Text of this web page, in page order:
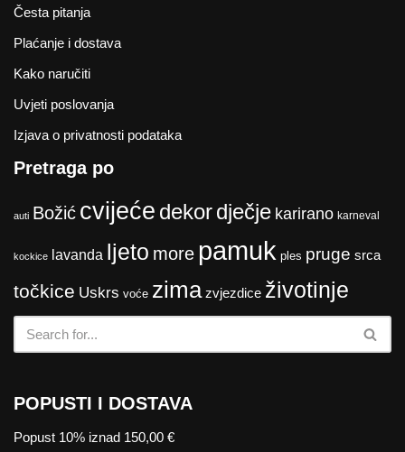
Česta pitanja
Plaćanje i dostava
Kako naručiti
Uvjeti poslovanja
Izjava o privatnosti podataka
Pretraga po
auti Božić cvijeće dekordječje karirano karneval
kockice lavanda ljeto more pamuk ples pruge srca
točkice Uskrs voće zima zvjezdice životinje
POPUSTI I DOSTAVA
Popust 10% iznad 150,00 €